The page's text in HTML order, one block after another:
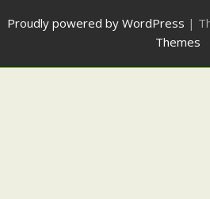
Proudly powered by WordPress |
Themes